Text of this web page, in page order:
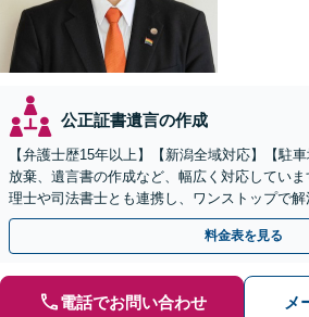
公正証書遺言の作成
【弁護士歴15年以上】【新潟全域対応】【駐
放棄、遺言書の作成など、幅広く対応してい
理士や司法書士とも連携し、ワンストップで
を防ぐためにもぜひご相談ください。【分割払
料金表を見る
電話でお問い合わせ メ